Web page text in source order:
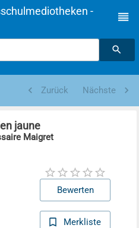
-
Zurück Nächste
jaune
Maigret
Bewerten
Merkliste